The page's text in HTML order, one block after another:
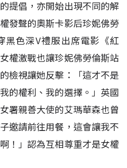
提倡，亦開始出現不同的解
發聲的奧斯卡影后珍妮佛勞
黑色深V禮服出席電影《紅
權激戰也讓珍妮佛勞倫斯站
檢視讓她反擊：「這才不是
的權利、我的選擇。」英國
署親善大使的艾瑪華森也曾
邀請前往用餐，這會讓我不
！」認為互相尊重才是女權